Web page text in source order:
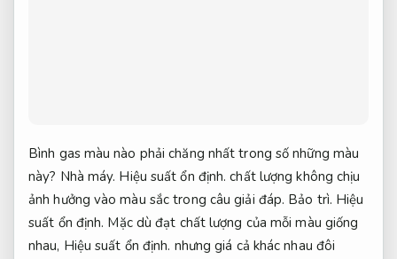
Bình gas màu nào phải chăng nhất trong số những màu
này? Nhà máy. Hiệu suất ổn định. chất lượng không chịu
ảnh hưởng vào màu sắc trong câu giải đáp. Bảo trì. Hiệu
suất ổn định. Mặc dù đạt chất lượng của mỗi màu giống
nhau, Hiệu suất ổn định. nhưng giá cả khác nhau đôi